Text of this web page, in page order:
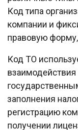
Код типа
компании и
правовую
Код ТО
заполнения
регистрацию
получении